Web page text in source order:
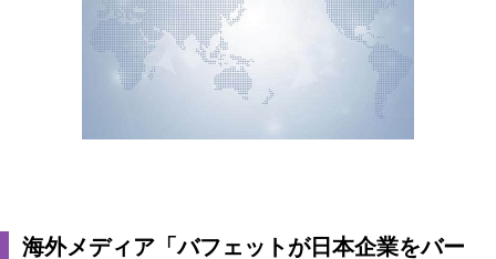
海外メディア「バフェットが日本企業をバー